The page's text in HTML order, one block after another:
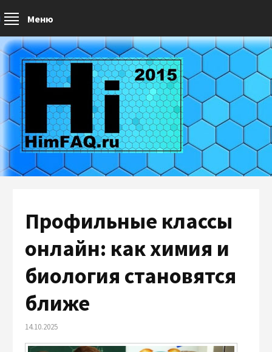
Меню
Профильные классы
онлайн: как химия и
биология становятся
ближе
14.10.2025